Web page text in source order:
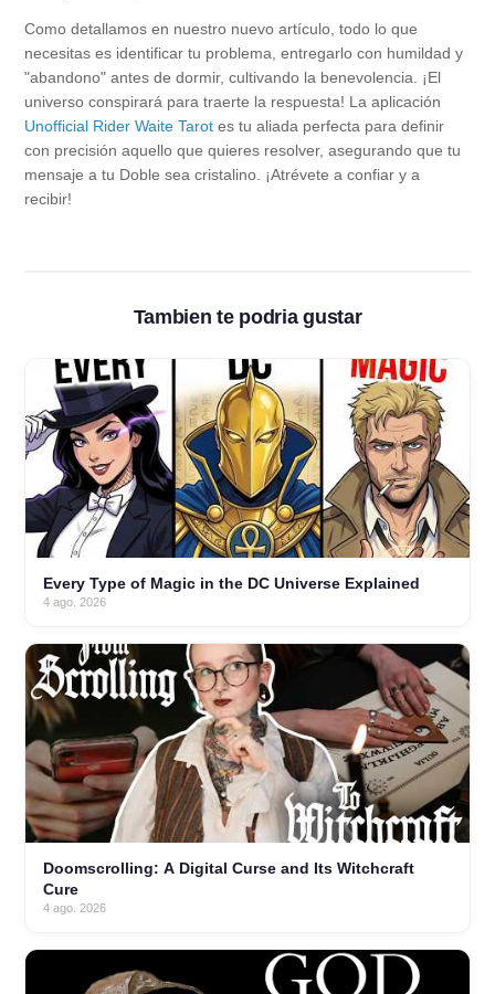
Como detallamos en nuestro nuevo artículo, todo lo que
necesitas es identificar tu problema, entregarlo con humildad y
"abandono" antes de dormir, cultivando la benevolencia. ¡El
universo conspirará para traerte la respuesta! La aplicación
Unofficial Rider Waite Tarot es tu aliada perfecta para definir
con precisión aquello que quieres resolver, asegurando que tu
mensaje a tu Doble sea cristalino. ¡Atrévete a confiar y a
recibir!
Tambien te podria gustar
Every Type of Magic in the DC Universe Explained
4 ago. 2026
Doomscrolling: A Digital Curse and Its Witchcraft
Cure
4 ago. 2026